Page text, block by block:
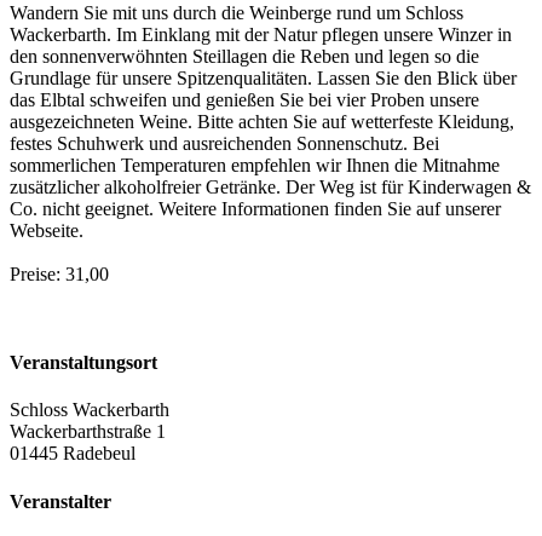
Wandern Sie mit uns durch die Weinberge rund um Schloss
Wackerbarth. Im Einklang mit der Natur pflegen unsere Winzer in
den sonnenverwöhnten Steillagen die Reben und legen so die
Grundlage für unsere Spitzenqualitäten. Lassen Sie den Blick über
das Elbtal schweifen und genießen Sie bei vier Proben unsere
ausgezeichneten Weine. Bitte achten Sie auf wetterfeste Kleidung,
festes Schuhwerk und ausreichenden Sonnenschutz. Bei
sommerlichen Temperaturen empfehlen wir Ihnen die Mitnahme
zusätzlicher alkoholfreier Getränke. Der Weg ist für Kinderwagen &
Co. nicht geeignet. Weitere Informationen finden Sie auf unserer
Webseite.
Preise: 31,00
Veranstaltungsort
Schloss Wackerbarth
Wackerbarthstraße 1
01445 Radebeul
Veranstalter